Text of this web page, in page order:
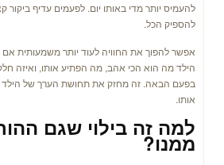
להעמיס יותר מדי באותו יום. לפעמים עדיף ביקור
להספיק הכל.
אפשר להפוך את החוויה לעוד יותר משמעותית
הילד מה הוא הכי אהב, מה הפתיע אותו, ואיזה
בפעם הבאה. זה מחזק את תחושת הערך של הילד
אותו.
למה זה בילוי שגם
ממנו?